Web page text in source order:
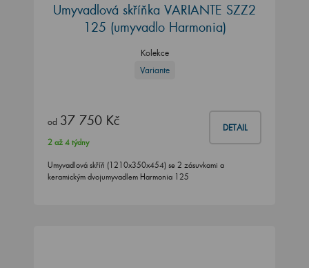
Umyvadlová skříňka VARIANTE SZZ2
125 (umyvadlo Harmonia)
Kolekce
Variante
od 37 750 Kč DETAIL
2 až 4 týdny
Umyvadlová skříň (1210x350x454) se 2 zásuvkami a
keramickým dvojumyvadlem Harmonia 125